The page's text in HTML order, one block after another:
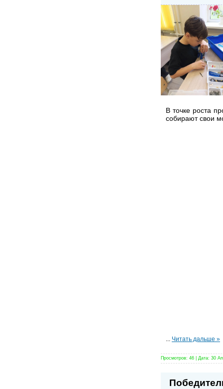
В точке роста
собирают свои
... Читать дальше »
Просмотров: 46 Дата: 30